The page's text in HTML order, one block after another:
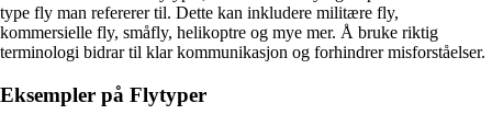
type fly man refererer til. Dette kan inkludere militære fly,
kommersielle fly, småfly, helikoptre og mye mer. Å bruke riktig
terminologi bidrar til klar kommunikasjon og forhindrer misforståelser.
Eksempler på Flytyper